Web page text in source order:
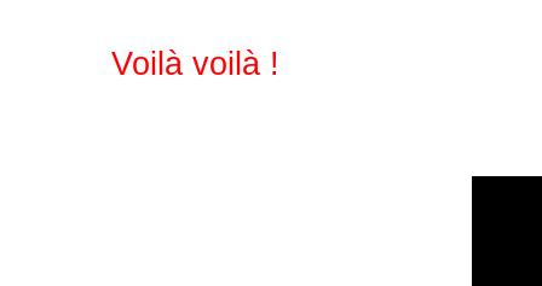
Voilà voilà !